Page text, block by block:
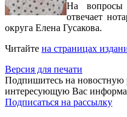
На вопросы
отвечает
округа Елена Гусакова.
Читайте на страницах
Версия для печати
Подпишитесь на новостную
интересующую Вас
Подписаться на рассылку